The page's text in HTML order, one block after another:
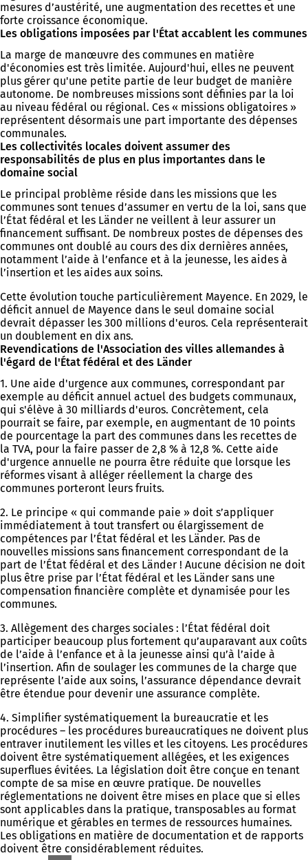
mesures d’austérité, une augmentation des recettes et une
forte croissance économique.
Les obligations imposées par l'État accablent les communes
La marge de manœuvre des communes en matière
d'économies est très limitée. Aujourd'hui, elles ne peuvent
plus gérer qu'une petite partie de leur budget de manière
autonome. De nombreuses missions sont définies par la loi
au niveau fédéral ou régional. Ces « missions obligatoires »
représentent désormais une part importante des dépenses
communales.
Les collectivités locales doivent assumer des
responsabilités de plus en plus importantes dans le
domaine social
Le principal problème réside dans les missions que les
communes sont tenues d’assumer en vertu de la loi, sans que
l’État fédéral et les Länder ne veillent à leur assurer un
financement suffisant. De nombreux postes de dépenses des
communes ont doublé au cours des dix dernières années,
notamment l’aide à l’enfance et à la jeunesse, les aides à
l’insertion et les aides aux soins.
Cette évolution touche particulièrement Mayence. En 2029, le
déficit annuel de Mayence dans le seul domaine social
devrait dépasser les 300 millions d'euros. Cela représenterait
un doublement en dix ans.
Revendications de l'Association des villes allemandes à
l'égard de l'État fédéral et des Länder
1. Une aide d'urgence aux communes, correspondant par
exemple au déficit annuel actuel des budgets communaux,
qui s'élève à 30 milliards d'euros. Concrètement, cela
pourrait se faire, par exemple, en augmentant de 10 points
de pourcentage la part des communes dans les recettes de
la TVA, pour la faire passer de 2,8 % à 12,8 %. Cette aide
d'urgence annuelle ne pourra être réduite que lorsque les
réformes visant à alléger réellement la charge des
communes porteront leurs fruits.
2. Le principe « qui commande paie » doit s’appliquer
immédiatement à tout transfert ou élargissement de
compétences par l’État fédéral et les Länder. Pas de
nouvelles missions sans financement correspondant de la
part de l’État fédéral et des Länder ! Aucune décision ne doit
plus être prise par l’État fédéral et les Länder sans une
compensation financière complète et dynamisée pour les
communes.
3. Allègement des charges sociales : l’État fédéral doit
participer beaucoup plus fortement qu’auparavant aux coûts
de l’aide à l’enfance et à la jeunesse ainsi qu’à l’aide à
l’insertion. Afin de soulager les communes de la charge que
représente l’aide aux soins, l’assurance dépendance devrait
être étendue pour devenir une assurance complète.
4. Simplifier systématiquement la bureaucratie et les
procédures – les procédures bureaucratiques ne doivent plus
entraver inutilement les villes et les citoyens. Les procédures
doivent être systématiquement allégées, et les exigences
superflues évitées. La législation doit être conçue en tenant
compte de sa mise en œuvre pratique. De nouvelles
réglementations ne doivent être mises en place que si elles
sont applicables dans la pratique, transposables au format
numérique et gérables en termes de ressources humaines.
Les obligations en matière de documentation et de rapports
doivent être considérablement réduites.